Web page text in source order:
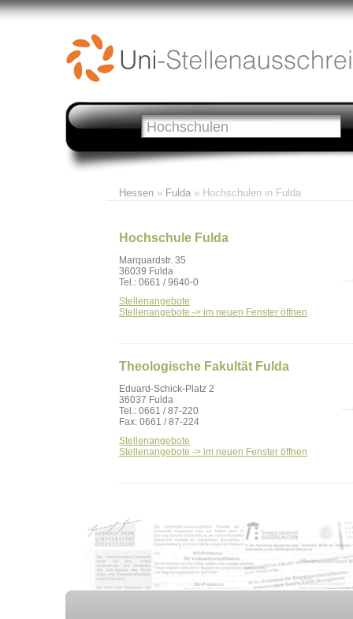
Hessen » Fulda » Hochschulen in Fulda
Hochschule Fulda
Marquardstr. 35
36039 Fulda
Tel.: 0661 / 9640-0
Stellenangebote
Stellenangebote -> im neuen Fenster öffnen
Theologische Fakultät Fulda
Eduard-Schick-Platz 2
36037 Fulda
Tel.: 0661 / 87-220
Fax: 0661 / 87-224
Stellenangebote
Stellenangebote -> im neuen Fenster öffnen